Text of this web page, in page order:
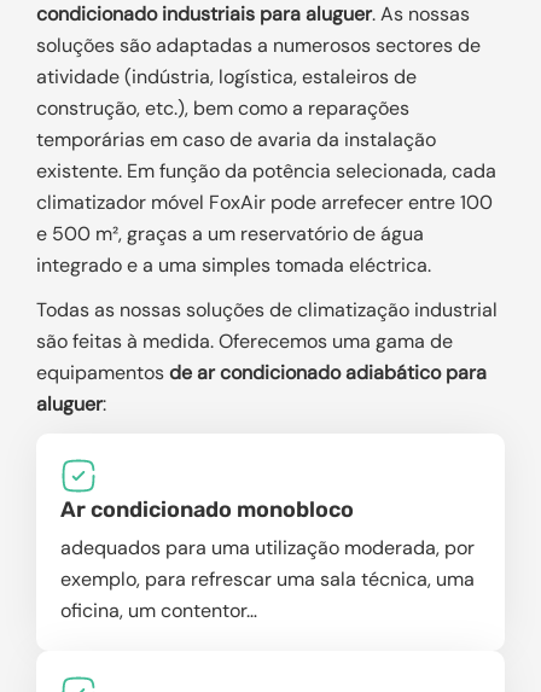
condicionado industriais para aluguer. As nossas
soluções são adaptadas a numerosos sectores de
atividade (indústria, logística, estaleiros de
construção, etc.), bem como a reparações
temporárias em caso de avaria da instalação
existente. Em função da potência selecionada, cada
climatizador móvel FoxAir pode arrefecer entre 100
e 500 m², graças a um reservatório de água
integrado e a uma simples tomada eléctrica.
Todas as nossas soluções de climatização industrial
são feitas à medida. Oferecemos uma gama de
equipamentosde ar condicionado adiabático para
aluguer:
Ar condicionado monobloco
adequados para uma utilização moderada, por
exemplo, para refrescar uma sala técnica, uma
oficina, um contentor…